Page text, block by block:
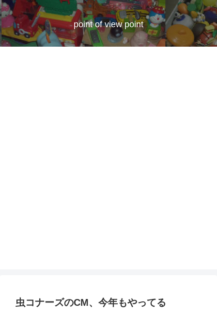
point of view point
虫コナーズのCM、今年もやってる